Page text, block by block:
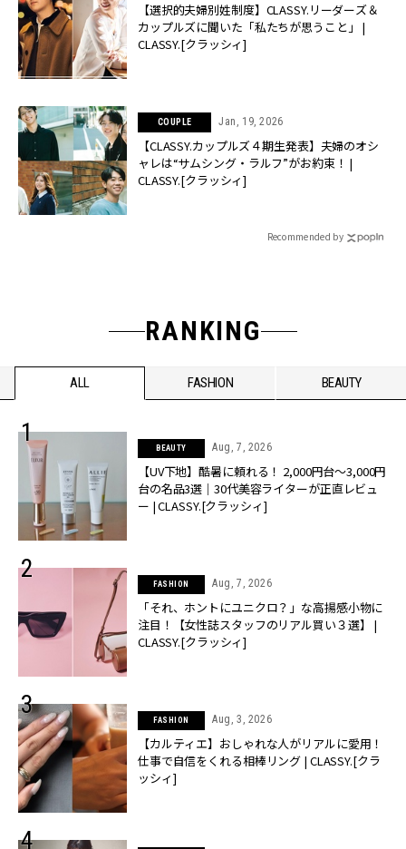
【選択的夫婦別姓制度】CLASSY.リーダーズ＆
カップルズに聞いた「私たちが思うこと」 |
CLASSY.[クラッシィ]
COUPLE Jan, 19, 2026
【CLASSY.カップルズ４期生発表】夫婦のオシ
ャレは“サムシング・ラルフ”がお約束！ |
CLASSY.[クラッシィ]
Recommended by
RANKING
ALL FASHION BEAUTY
BEAUTY Aug, 7, 2026
【UV下地】酷暑に頼れる！ 2,000円台〜3,000円
台の名品3選｜30代美容ライターが正直レビュ
ー | CLASSY.[クラッシィ]
FASHION Aug, 7, 2026
「それ、ホントにユニクロ？」な高揚感小物に
注目！【女性誌スタッフのリアル買い３選】 |
CLASSY.[クラッシィ]
FASHION Aug, 3, 2026
【カルティエ】おしゃれな人がリアルに愛用！
仕事で自信をくれる相棒リング | CLASSY.[クラ
ッシィ]